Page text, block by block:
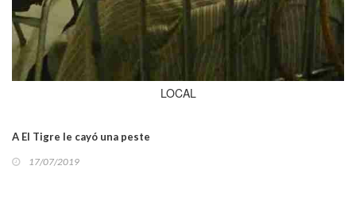
LOCAL
A El Tigre le cayó una peste
17/07/2019